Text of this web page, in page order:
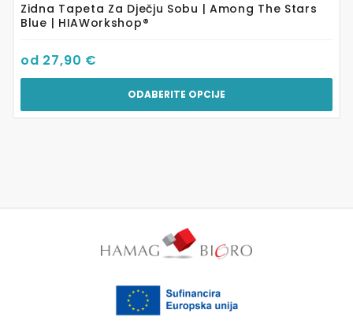
Zidna Tapeta Za Dječju Sobu | Among The Stars
Blue | HIAWorkshop®
od 27,90 €
ODABERITE OPCIJE